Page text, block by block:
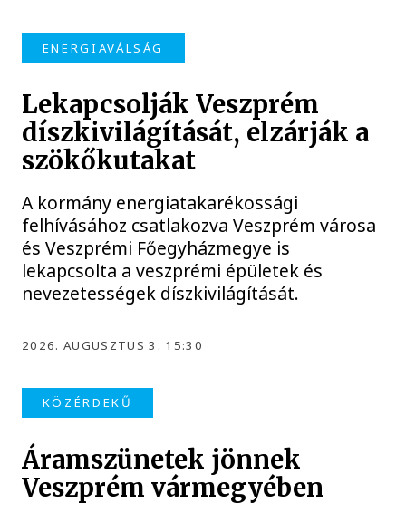
ENERGIAVÁLSÁG
Lekapcsolják Veszprém
díszkivilágítását, elzárják a
szökőkutakat
A kormány energiatakarékossági
felhívásához csatlakozva Veszprém városa
és Veszprémi Főegyházmegye is
lekapcsolta a veszprémi épületek és
nevezetességek díszkivilágítását.
2026. AUGUSZTUS 3. 15:30
KÖZÉRDEKŰ
Áramszünetek jönnek
Veszprém vármegyében